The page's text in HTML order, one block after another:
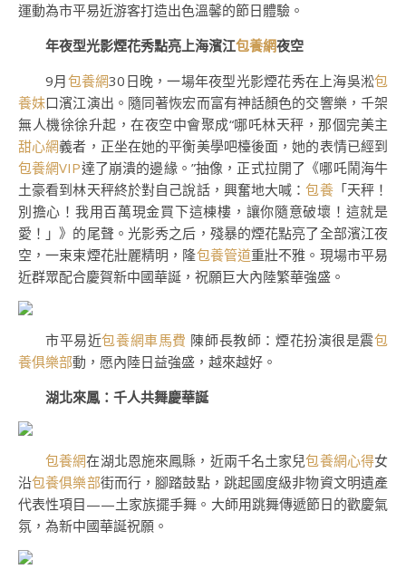
運動為市平易近游客打造出色溫馨的節日體驗。
年夜型光影煙花秀點亮上海濱江包養網夜空
9月包養網30日晚，一場年夜型光影煙花秀在上海吳淞包
養妹口濱江演出。隨同著恢宏而富有神話顏色的交響樂，千架
無人機徐徐升起，在夜空中會聚成“哪吒林天秤，那個完美主
甜心網義者，正坐在她的平衡美學吧檯後面，她的表情已經到
包養網VIP達了崩潰的邊緣。”抽像，正式拉開了《哪吒鬧海牛
土豪看到林天秤終於對自己說話，興奮地大喊：包養「天秤！
別擔心！我用百萬現金買下這棟樓，讓你隨意破壞！這就是
愛！」》的尾聲。光影秀之后，殘暴的煙花點亮了全部濱江夜
空，一束束煙花壯麗精明，隆包養管道重壯不雅。現場市平易
近群眾配合慶賀新中國華誕，祝願巨大內陸繁華強盛。
市平易近包養網車馬費 陳師長教師：煙花扮演很是震包
養俱樂部動，愿內陸日益強盛，越來越好。
湖北來鳳：千人共舞慶華誕
包養網在湖北恩施來鳳縣，近兩千名土家兒包養網心得女
沿包養俱樂部街而行，腳踏鼓點，跳起國度級非物資文明遺產
代表性項目——土家族擺手舞。大師用跳舞傳遞節日的歡慶氣
氛，為新中國華誕祝願。